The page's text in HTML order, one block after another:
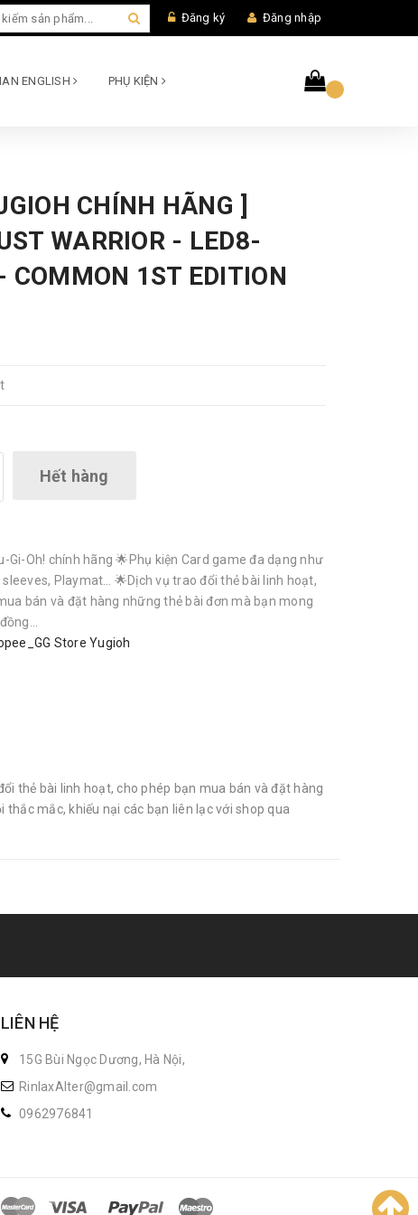
Đăng ký Đăng nhập
ENGLISH PHỤ KIỆN
CHÍNH HÃNG ]
WARRIOR - LED8-
COMMON 1ST EDITION
Hết hàng
Gi-Oh! chính hãng 🌟Phụ kiện Card game đa dạng như
sleeves, Playmat… 🌟Dịch vụ trao đổi thẻ bài linh hoạt,
bán và đặt hàng những thẻ bài đơn mà bạn mong
Store Yugioh
thẻ bài linh hoạt, cho phép bạn mua bán và đặt hàng
mắc, khiếu nại các bạn liên lạc với shop qua
LIÊN HỆ
15G Bùi Ngọc Dương, Hà Nội,
RinlaxAlter@gmail.com
0962976841